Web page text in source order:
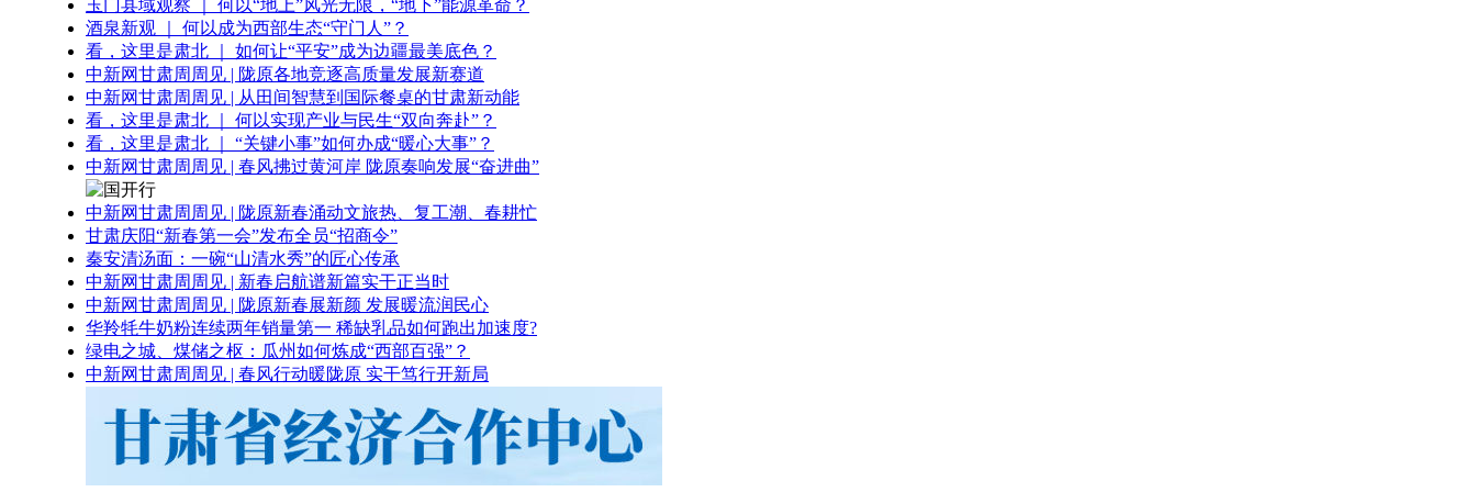
玉门县域观察 ｜ 何以“地上”风光无限，“地下”能源革命？
酒泉新观 ｜ 何以成为西部生态“守门人”？
看，这里是肃北 ｜ 如何让“平安”成为边疆最美底色？
中新网甘肃周周见 | 陇原各地竞逐高质量发展新赛道
中新网甘肃周周见 | 从田间智慧到国际餐桌的甘肃新动能
看，这里是肃北 ｜ 何以实现产业与民生“双向奔赴”？
看，这里是肃北 ｜ “关键小事”如何办成“暖心大事”？
中新网甘肃周周见 | 春风拂过黄河岸 陇原奏响发展“奋进曲”
中新网甘肃周周见 | 陇原新春涌动文旅热、复工潮、春耕忙
甘肃庆阳“新春第一会”发布全员“招商令”
秦安清汤面：一碗“山清水秀”的匠心传承
中新网甘肃周周见 | 新春启航谱新篇实干正当时
中新网甘肃周周见 | 陇原新春展新颜 发展暖流润民心
华羚牦牛奶粉连续两年销量第一 稀缺乳品如何跑出加速度?
绿电之城、煤储之枢：瓜州如何炼成“西部百强”？
中新网甘肃周周见 | 春风行动暖陇原 实干笃行开新局